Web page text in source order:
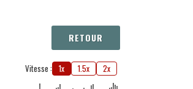
RETOUR
Vitesse : 1x 1.5x 2x